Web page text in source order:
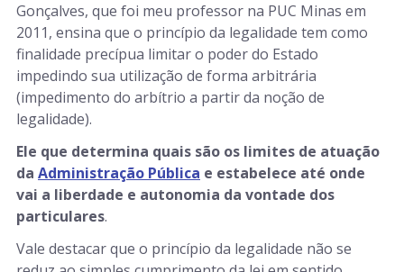
Gonçalves, que foi meu professor na PUC Minas em
2011, ensina que o princípio da legalidade tem como
finalidade precípua limitar o poder do Estado
impedindo sua utilização de forma arbitrária
(impedimento do arbítrio a partir da noção de
legalidade).
Ele que determina quais são os limites de atuação
da Administração Pública e estabelece até onde
vai a liberdade e autonomia da vontade dos
particulares.
Vale destacar que o princípio da legalidade não se